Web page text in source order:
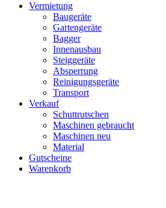
Vermietung
Baugeräte
Gartengeräte
Bagger
Innenausbau
Steiggeräte
Absperrung
Reinigungsgeräte
Transport
Verkauf
Schuttrutschen
Maschinen gebraucht
Maschinen neu
Material
Gutscheine
Warenkorb